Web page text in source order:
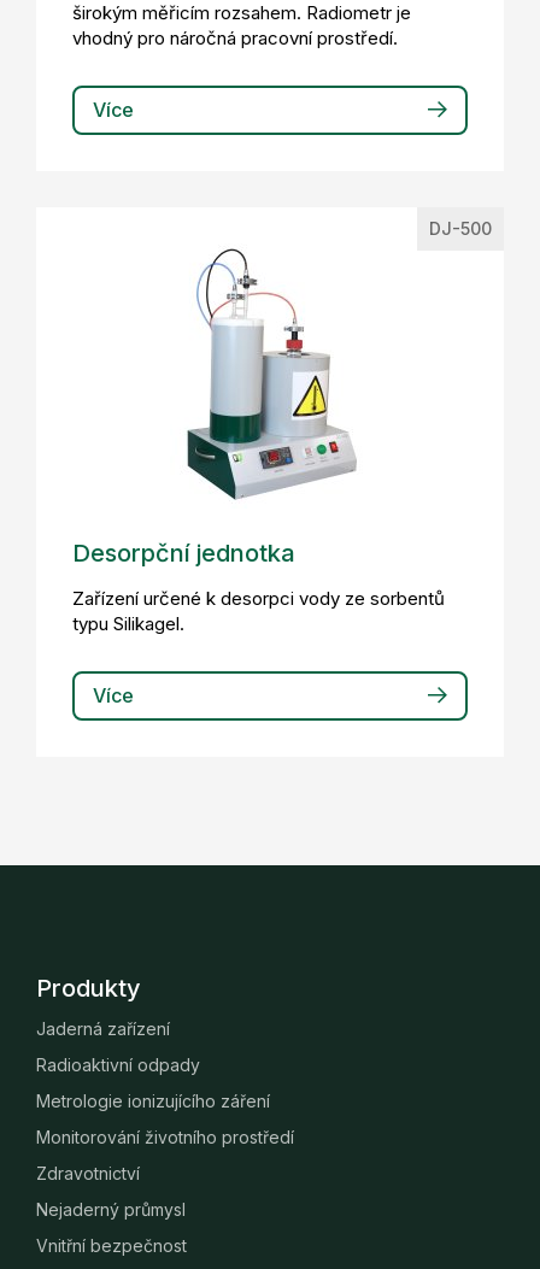
širokým měřicím rozsahem. Radiometr je
vhodný pro náročná pracovní prostředí.
Více
DJ-500
Desorpční jednotka
Zařízení určené k desorpci vody ze sorbentů
typu Silikagel.
Více
Produkty
Jaderná zařízení
Radioaktivní odpady
Metrologie ionizujícího záření
Monitorování životního prostředí
Zdravotnictví
Nejaderný průmysl
Vnitřní bezpečnost